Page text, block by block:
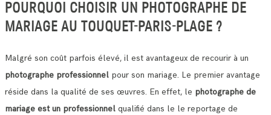
POURQUOI CHOISIR UN PHOTOGRAPHE DE
MARIAGE AU TOUQUET-PARIS-PLAGE ?
Malgré son coût parfois élevé, il est avantageux de recourir à un
photographe professionnel pour son mariage. Le premier avantage
réside dans la qualité de ses œuvres. En effet, le photographe de
mariage est un professionnel qualifié dans le le reportage de